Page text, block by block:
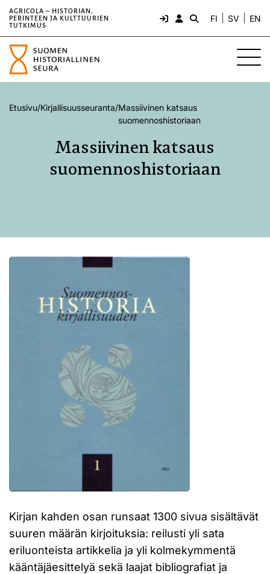
AGRICOLA – HISTORIAN,
PERINTEEN JA KULTTUURIEN
TUTKIMUS
FI SV EN
Etusivu/Kirjallisuusseuranta/Massiivinen katsaus
suomennoshistoriaan
Massiivinen katsaus
suomennoshistoriaan
Kirjan kahden osan runsaat 1300 sivua sisältävät
suuren määrän kirjoituksia: reilusti yli sata
eriluonteista artikkelia ja yli kolmekymmentä
kääntäjäesittelyä sekä laajat bibliografiat ja